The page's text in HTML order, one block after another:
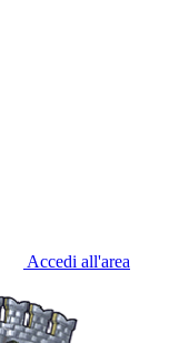
Accedi all'area